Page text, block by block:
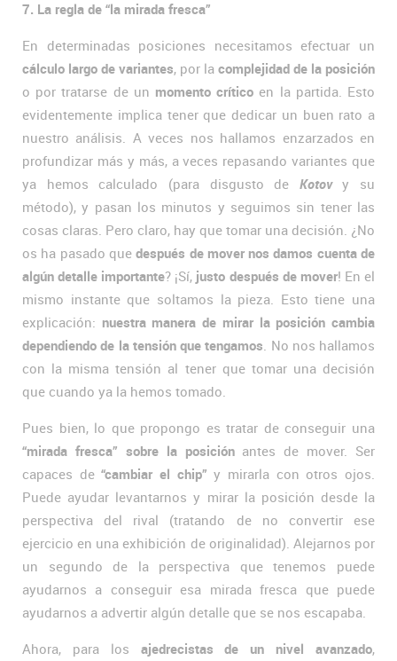
7. La regla de “la mirada fresca”
En determinadas posiciones necesitamos efectuar un
cálculo largo de variantes, por la complejidad de la posición
o por tratarse de un momento crítico en la partida. Esto
evidentemente implica tener que dedicar un buen rato a
nuestro análisis. A veces nos hallamos enzarzados en
profundizar más y más, a veces repasando variantes que
ya hemos calculado (para disgusto de Kotovy su
método), y pasan los minutos y seguimos sin tener las
cosas claras. Pero claro, hay que tomar una decisión. ¿No
os ha pasado quedespués de mover nos damos cuenta de
algún detalle importante? ¡Sí, justo después de mover! En el
mismo instante que soltamos la pieza. Esto tiene una
explicación: nuestra manera de mirar la posición cambia
dependiendo de la tensión que tengamos . No nos hallamos
con la misma tensión al tener que tomar una decisión
que cuando ya la hemos tomado.
Pues bien, lo que propongo es tratar de conseguir una
“mirada fresca” sobre la posiciónantes de mover. Ser
capaces de“cambiar el chip” y mirarla con otros ojos.
Puede ayudar levantarnos y mirar la posición desde la
perspectiva del rival (tratando de no convertir ese
ejercicio en una exhibición de originalidad). Alejarnos por
un segundo de la perspectiva que tenemos puede
ayudarnos a conseguir esa mirada fresca que puede
ayudarnos a advertir algún detalle que se nos escapaba.
Ahora, para los ajedrecistas de un nivel avanzado,